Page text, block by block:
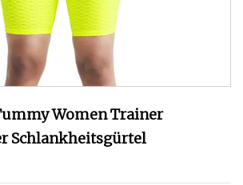
Women Trainer
Schlankheitsgürtel